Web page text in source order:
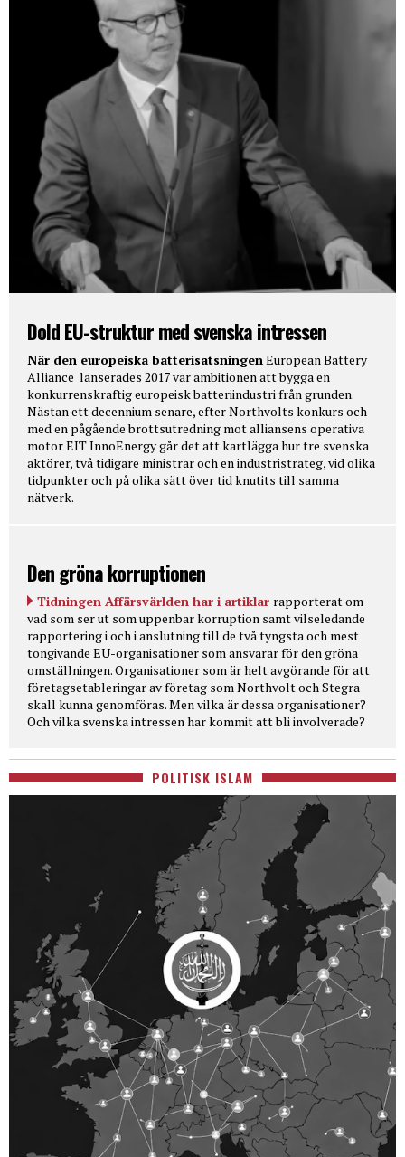
Dold EU-struktur med svenska intressen
När den europeiska batterisatsningenEuropean Battery
Alliance lanserades 2017 var ambitionen att bygga en
konkurrenskraftig europeisk batteriindustri från grunden.
Nästan ett decennium senare, efter Northvolts konkurs och
med en pågående brottsutredning mot alliansens operativa
motor EIT InnoEnergy går det att kartlägga hur tre svenska
aktörer, två tidigare ministrar och en industristrateg, vid olika
tidpunkter och på olika sätt över tid knutits till samma
nätverk.
Den gröna korruptionen
Tidningen Affärsvärlden har i artiklar rapporterat om
vad som ser ut som uppenbar korruption samt vilseledande
rapportering i och i anslutning till de två tyngsta och mest
tongivande EU-organisationer som ansvarar för den gröna
omställningen. Organisationer som är helt avgörande för att
företagsetableringar av företag som Northvolt och Stegra
skall kunna genomföras. Men vilka är dessa organisationer?
Och vilka svenska intressen har kommit att bli involverade?
POLITISK ISLAM